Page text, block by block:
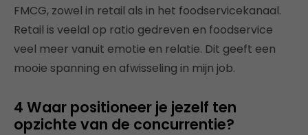
FMCG, zowel in retail als in het foodservicekanaal.
Retail is veelal op ratio gedreven en foodservice
veel meer vanuit emotie en relatie. Dit geeft een
mooie spanning en afwisseling in mijn job.
4 Waar positioneer je jezelf ten
opzichte van de concurrentie?